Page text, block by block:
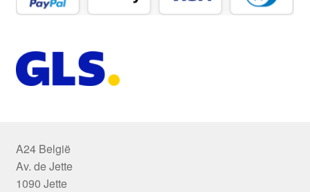
A24 België
Av. de Jette
1090 Jette